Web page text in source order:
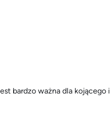
bardzo ważna dla kojącego i